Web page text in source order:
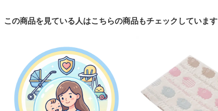
この商品を見ている人はこちらの商品もチェックしています